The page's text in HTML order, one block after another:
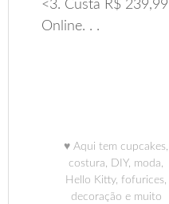
<3. Custa R$
Online. . .
♥ Aqui tem cupcakes,
costura, DIY, moda,
Hello Kitty, fofurices,
decoração e muito